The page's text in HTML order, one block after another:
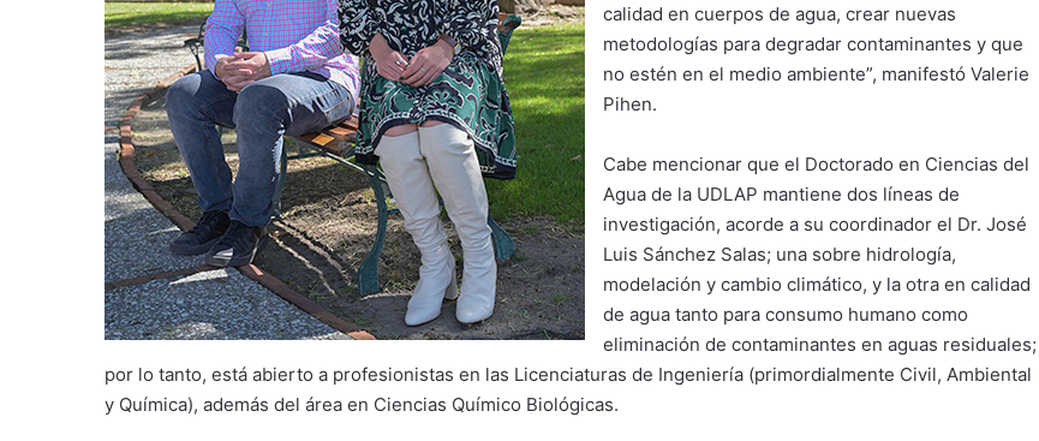
calidad en cuerpos de agua, crear nuevas
metodologías para degradar contaminantes y que
no estén en el medio ambiente”, manifestó Valerie
Pihen.
Cabe mencionar que el Doctorado en Ciencias del
Agua de la UDLAP mantiene dos líneas de
investigación, acorde a su coordinador el Dr. José
Luis Sánchez Salas; una sobre hidrología,
modelación y cambio climático, y la otra en calidad
de agua tanto para consumo humano como
eliminación de contaminantes en aguas residuales;
por lo tanto, está abierto a profesionistas en las Licenciaturas de Ingeniería (primordialmente Civil, Ambiental
y Química), además del área en Ciencias Químico Biológicas.